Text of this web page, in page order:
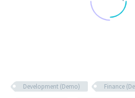
Development (Demo)
Finance